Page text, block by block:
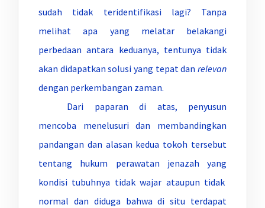
sudah tidak teridentifikasi lagi? Tanpa
melihat apa yang melatar belakangi
perbedaan antara keduanya, tentunya tidak
akan didapatkan solusi yang tepat dan relevan
dengan perkembangan zaman.
Dari paparan di atas, penyusun
mencoba menelusuri dan membandingkan
pandangan dan alasan kedua tokoh tersebut
tentang hukum perawatan jenazah yang
kondisi tubuhnya tidak wajar ataupun tidak
normal dan diduga bahwa di situ terdapat